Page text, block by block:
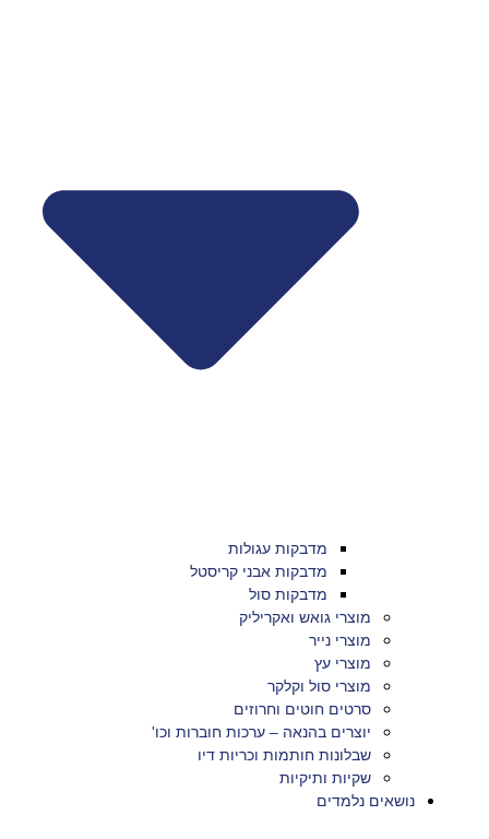
מדבקות עגולות
מדבקות אבני קריסטל
מדבקות סול
מוצרי גואש ואקריליק
מוצרי נייר
מוצרי עץ
מוצרי סול וקלקר
סרטים חוטים וחרוזים
יוצרים בהנאה – ערכות חוברות וכו'
שבלונות חותמות וכריות דיו
שקיות ותיקיות
נושאים נלמדים